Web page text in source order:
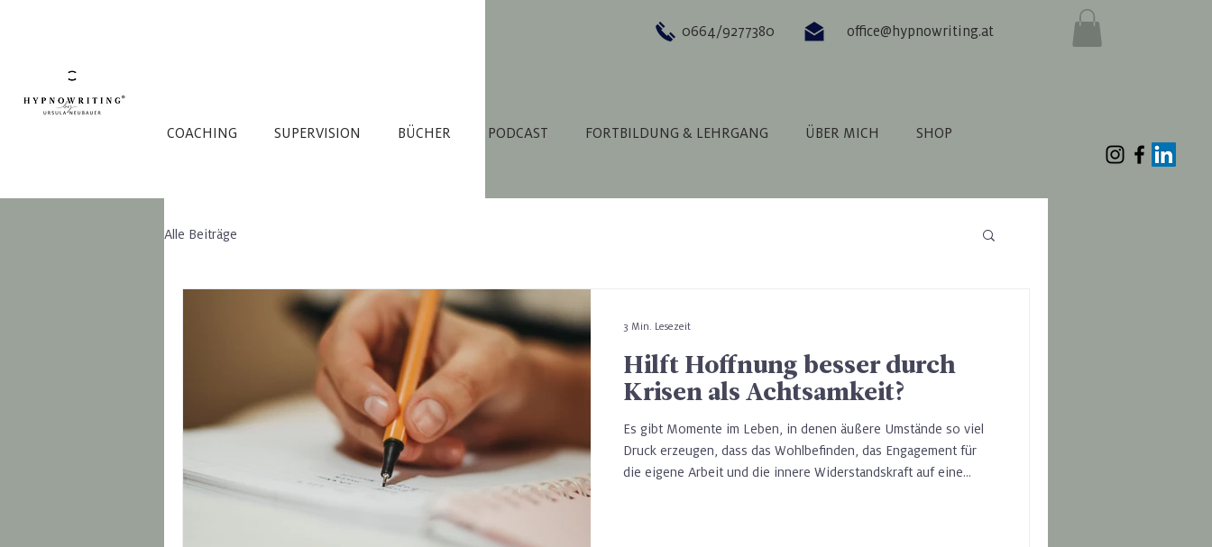
0664/9277380 office@hypnowriting.at
COACHING SUPERVISION BÜCHER PODCAST FORTBILDUNG & LEHRGANG ÜBER MICH SHOP
Alle Beiträge
Hilft Hoffnung besser durch
Krisen als Achtsamkeit?
Es gibt Momente im Leben, in denen äußere Umstände so viel
Druck erzeugen, dass das Wohlbefinden, das Engagement für
die eigene Arbeit und die innere Widerstandskraft auf eine
3 Min. Lesezeit